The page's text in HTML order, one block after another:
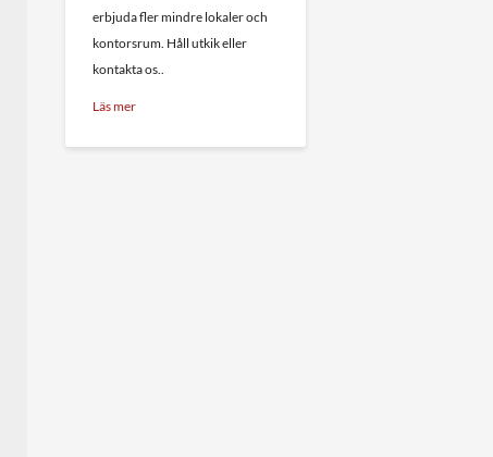
erbjuda fler mindre lokaler och
kontorsrum. Håll utkik eller
kontakta os..
Läs mer